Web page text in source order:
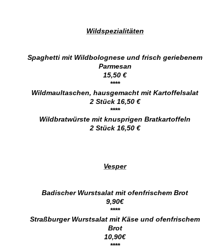
Wildspezialitäten
Spaghetti mit Wildbolognese und frisch geriebenem
Parmesan
15,50 €
****
Wildmaultaschen, hausgemacht mit Kartoffelsalat
2 Stück 16,50 €
****
Wildbratwürste mit knusprigen Bratkartoffeln
2 Stück 16,50 €
Vesper
Badischer Wurstsalat mit ofenfrischem Brot
9,90€
****
Straßburger Wurstsalat mit Käse und ofenfrischem
Brot
10,90€
****